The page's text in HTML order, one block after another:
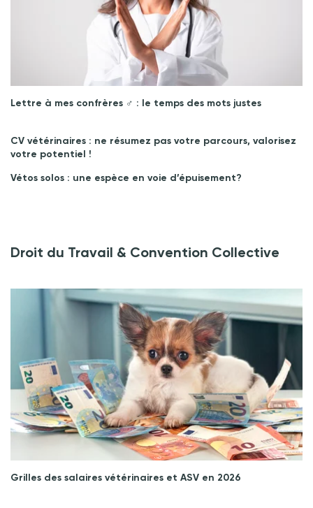
Lettre à mes confrères ♂︎ : le temps des mots justes
CV vétérinaires : ne résumez pas votre parcours, valorisez
votre potentiel !
Vétos solos : une espèce en voie d’épuisement?
Droit du Travail & Convention Collective
Grilles des salaires vétérinaires et ASV en 2026